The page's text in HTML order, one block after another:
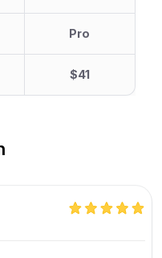
Pro
$41